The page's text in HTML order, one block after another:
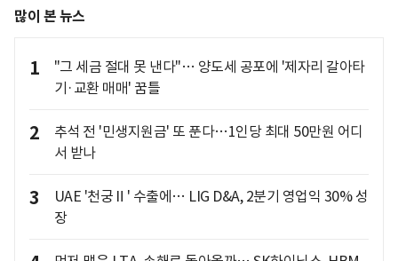
많이 본 뉴스
1
"그 세금 절대 못 낸다"… 양도세 공포에 '제자리 갈아타
기·교환 매매' 꿈틀
2
추석 전 '민생지원금' 또 푼다…1인당 최대 50만원 어디
서 받나
3
UAE '천궁Ⅱ' 수출에… LIG D&A, 2분기 영업익 30% 성
장